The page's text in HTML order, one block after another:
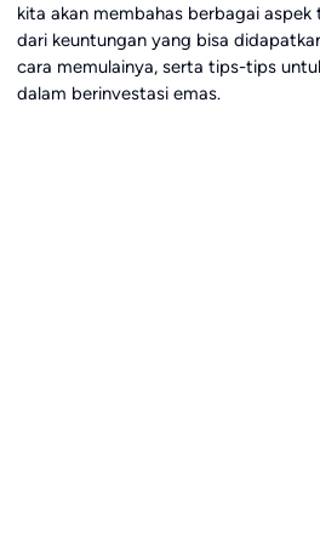
kita akan membahas berbagai
dari keuntungan yang bisa
cara memulainya, serta tips-tips
dalam berinvestasi emas.